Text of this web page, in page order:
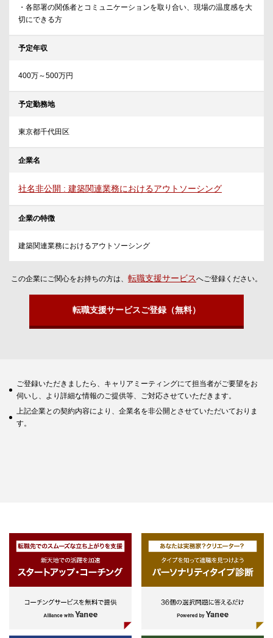
・各部署の関係者とコミュニケーションを取り合い、現場の温度感を大
切にできる方
予定年収
400万～500万円
予定勤務地
東京都千代田区
企業名
社名非公開 : 建築関連業務におけるアウトソーシング
企業の特徴
建築関連業務におけるアウトソーシング
この企業にご関心をお持ちの方は、 転職支援サービスへご登録ください。
転職支援サービスご登録（無料）
ご登録いただきましたら、キャリアミーティングにて担当者がご要望をお
伺いし、より詳細な情報のご提供等、ご対応させていただきます。
上記企業との契約内容により、企業名を非公開とさせていただいておりま
す。